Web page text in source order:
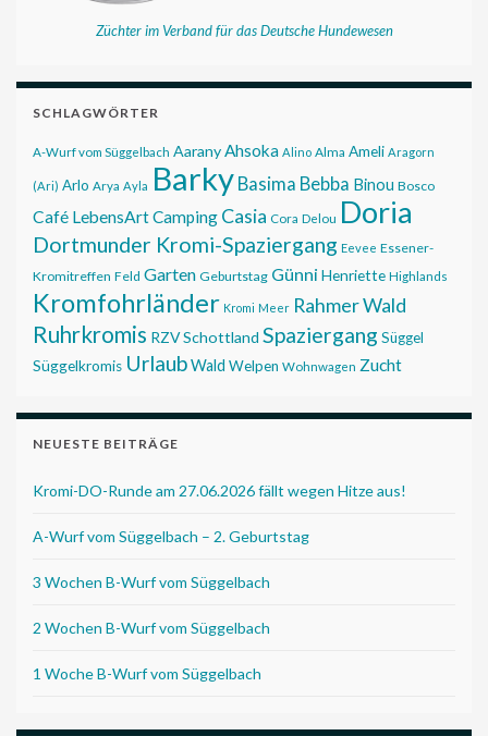
Züchter im Verband für das Deutsche Hundewesen
SCHLAGWÖRTER
A-Wurf vom Süggelbach AaranyAhsoka Alino Alma Ameli Aragorn
(Ari) Arlo Arya Ayla BarkyBasima Bebba Binou Bosco
Café LebensArtCamping Casia Cora Delou Doria
Dortmunder Kromi-Spaziergang Eevee Essener-
Kromitreffen Feld Garten Geburtstag Günni Henriette Highlands
Kromfohrländer Kromi Meer Rahmer Wald
Ruhrkromis RZVSchottland Spaziergang Süggel
Süggelkromis UrlaubWald Welpen Wohnwagen Zucht
NEUESTE BEITRÄGE
Kromi-DO-Runde am 27.06.2026 fällt wegen Hitze aus!
A-Wurf vom Süggelbach – 2. Geburtstag
3 Wochen B-Wurf vom Süggelbach
2 Wochen B-Wurf vom Süggelbach
1 Woche B-Wurf vom Süggelbach